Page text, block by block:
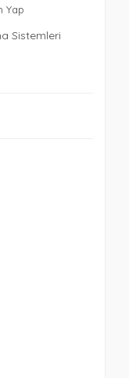
Yap
Sistemleri